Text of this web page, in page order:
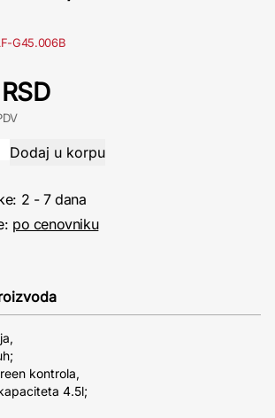
G45.006B
2 - 7 dana
po cenovniku
kontrola,
4.5l;